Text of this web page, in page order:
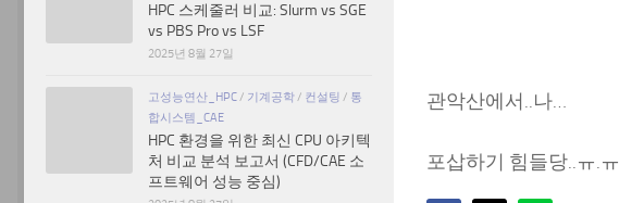
관악산에서..나…
포삽하기 힘들당..ㅠ.ㅠ
HPC 스케줄러 비교: Slurm vs SGE
vs PBS Pro vs LSF
2025년 8월 27일
고성능연산_HPC/ 기계공학/ 컨설팅 / 통
합시스템_CAE
HPC 환경을 위한 최신 CPU 아키텍
처 비교 분석 보고서 (CFD/CAE 소
프트웨어 성능 중심)